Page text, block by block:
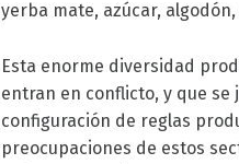
yerba mate, azúcar,
Esta enorme diversidad
entran en conflicto, y que se
configuración de reglas
preocupaciones de estos